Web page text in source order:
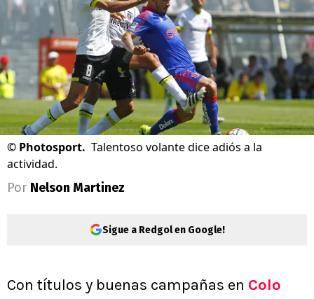
© Photosport. Talentoso volante dice adiós a la
actividad.
Por Nelson Martinez
Sigue a Redgol en Google!
Con títulos y buenas campañas en Colo